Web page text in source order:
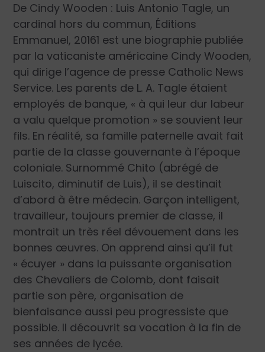
De Cindy Wooden : Luis Antonio Tagle, un
cardinal hors du commun, Éditions
Emmanuel, 20161 est une biographie publiée
par la vaticaniste américaine Cindy Wooden,
qui dirige l’agence de presse Catholic News
Service. Les parents de L. A. Tagle étaient
employés de banque, « à qui leur dur labeur
a valu quelque promotion » se souvient leur
fils. En réalité, sa famille paternelle avait fait
partie de la classe gouvernante à l’époque
coloniale. Surnommé Chito (abrégé de
Luiscito, diminutif de Luis), il se destinait
d’abord à être médecin. Garçon intelligent,
travailleur, toujours premier de classe, il
montrait un très réel dévouement dans les
bonnes œuvres. On apprend ainsi qu’il fut
« écuyer » dans la puissante organisation
des Chevaliers de Colomb, dont faisait
partie son père, organisation de
bienfaisance aussi peu progressiste que
possible. Il découvrit sa vocation à la fin de
ses années de lycée.